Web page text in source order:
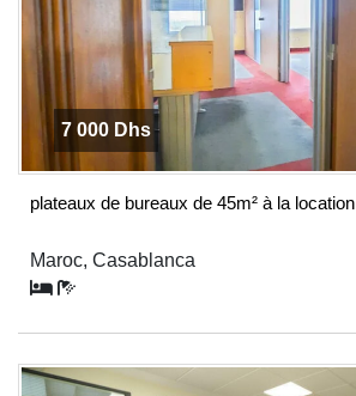
7 000 Dhs
plateaux de bureaux de 45m² à la location
Maroc, Casablanca